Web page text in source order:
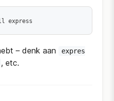
express
– denk aan
expres
, etc.